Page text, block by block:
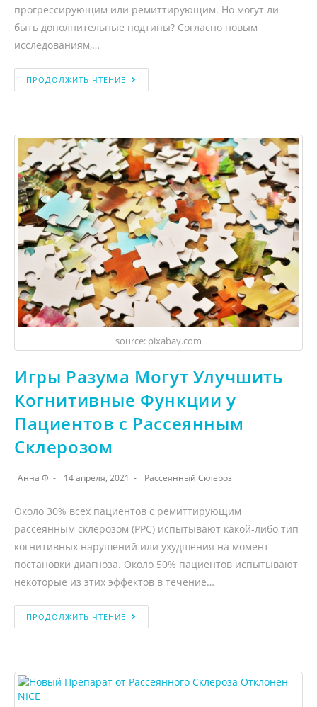
прогрессирующим или ремиттирующим. Но могут ли
быть дополнительные подтипы? Согласно новым
исследованиям,…
ПРОДОЛЖИТЬ ЧТЕНИЕ
source: pixabay.com
Игры Разума Могут Улучшить
Когнитивные Функции у
Пациентов с Рассеянным
Склерозом
Анна Ф 14 апреля, 2021 Рассеянный Склероз
Около 30% всех пациентов с ремиттирующим
рассеянным склерозом (РРС) испытывают какой-либо тип
когнитивных нарушений или ухудшения на момент
постановки диагноза. Около 50% пациентов испытывают
некоторые из этих эффектов в течение…
ПРОДОЛЖИТЬ ЧТЕНИЕ